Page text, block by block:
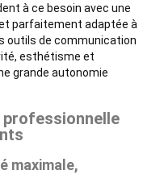
à ce besoin avec une
parfaitement adaptée à
outils de communication
esthétisme et
grande autonomie
maximale,